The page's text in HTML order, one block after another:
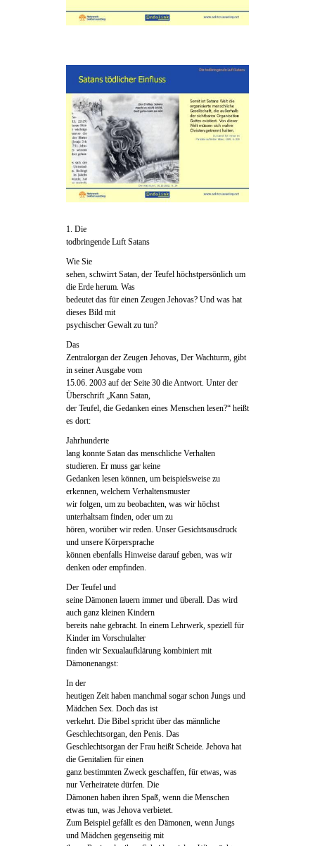
1. Die
todbringende Luft Satans
Wie Sie
sehen, schwirrt Satan, der Teufel höchstpersönlich um
die Erde herum. Was
bedeutet das für einen Zeugen Jehovas? Und was hat
dieses Bild mit
psychischer Gewalt zu tun?
Das
Zentralorgan der Zeugen Jehovas, Der Wachturm, gibt
in seiner Ausgabe vom
15.06. 2003 auf der Seite 30 die Antwort. Unter der
Überschrift „Kann Satan,
der Teufel, die Gedanken eines Menschen lesen?“ heißt
es dort:
Jahrhunderte
lang konnte Satan das menschliche Verhalten
studieren. Er muss gar keine
Gedanken lesen können, um beispielsweise zu
erkennen, welchem Verhaltensmuster
wir folgen, um zu beobachten, was wir höchst
unterhaltsam finden, oder um zu
hören, worüber wir reden. Unser Gesichtsausdruck
und unsere Körpersprache
können ebenfalls Hinweise darauf geben, was wir
denken oder empfinden.
Der Teufel und
seine Dämonen lauern immer und überall. Das wird
auch ganz kleinen Kindern
bereits nahe gebracht. In einem Lehrwerk, speziell für
Kinder im Vorschulalter
finden wir Sexualaufklärung kombiniert mit
Dämonenangst:
In der
heutigen Zeit haben manchmal sogar schon Jungs und
Mädchen Sex. Doch das ist
verkehrt. Die Bibel spricht über das männliche
Geschlechtsorgan, den Penis. Das
Geschlechtsorgan der Frau heißt Scheide. Jehova hat
die Genitalien für einen
ganz bestimmten Zweck geschaffen, für etwas, was
nur Verheiratete dürfen. Die
Dämonen haben ihren Spaß, wenn die Menschen
etwas tun, was Jehova verbietet.
Zum Beispiel gefällt es den Dämonen, wenn Jungs
und Mädchen gegenseitig mit